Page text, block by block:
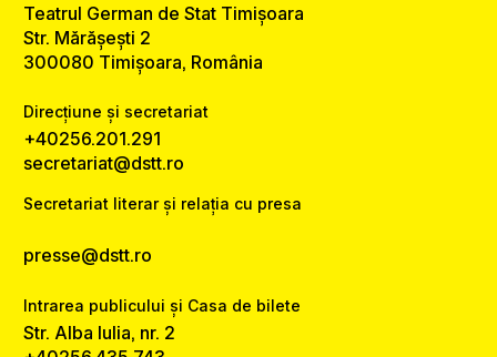
Teatrul German de Stat Timișoara
Str. Mărășești 2
300080 Timișoara, România
Direcțiune și secretariat
+40256.201.291
secretariat@dstt.ro
Secretariat literar și relația cu presa
presse@dstt.ro
Intrarea publicului și Casa de bilete
Str. Alba Iulia, nr. 2